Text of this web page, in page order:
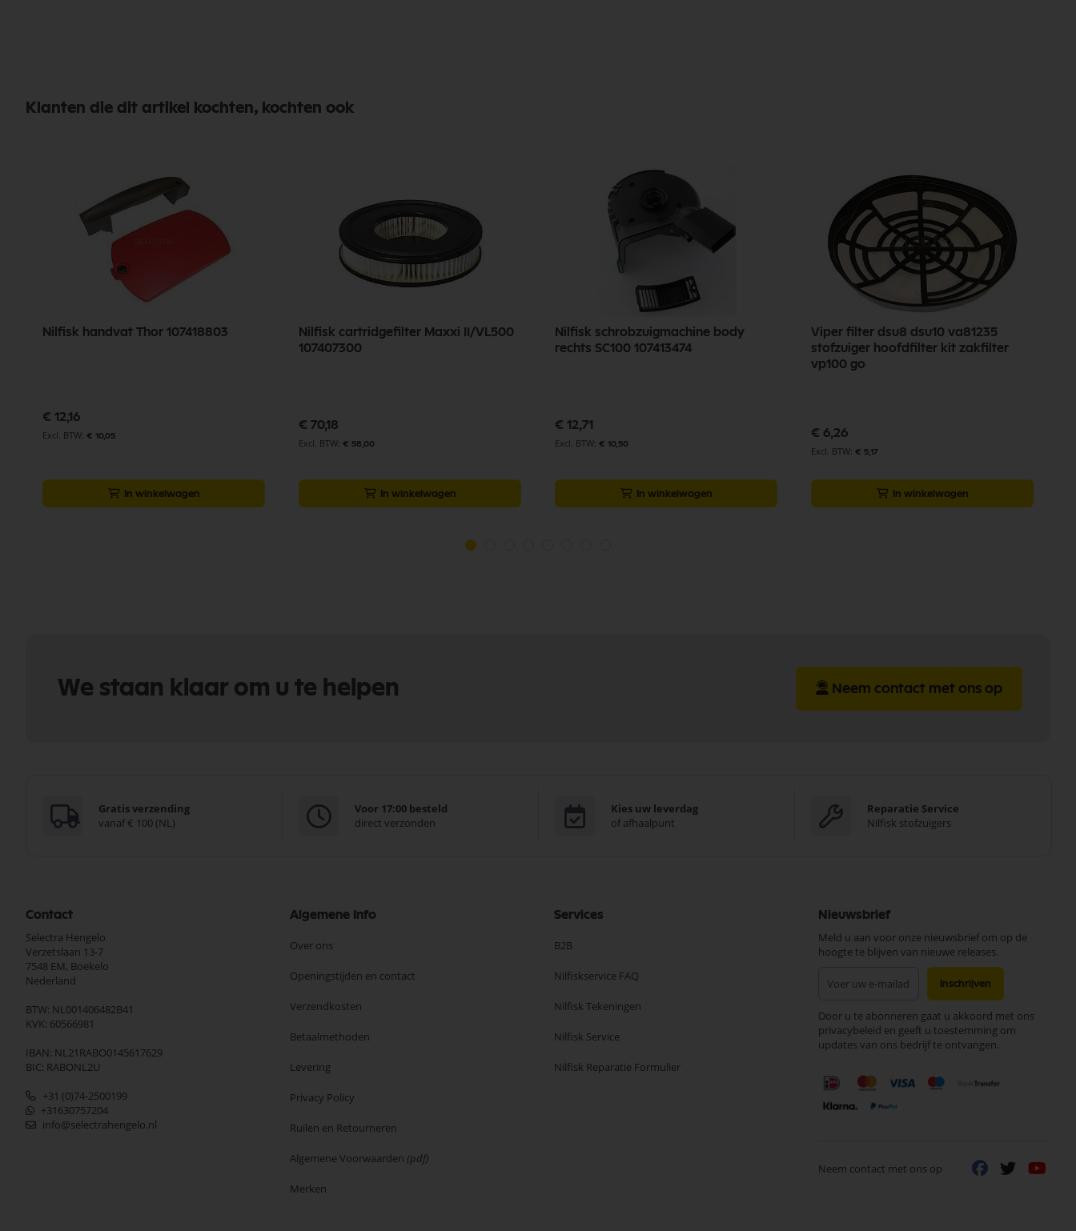
Klanten die dit artikel kochten, kochten ook
Nilfisk handvat Thor 107418803
€ 12,16
€ 10,05
In winkelwagen
Nilfisk cartridgefilter Maxxi II/VL500
107407300
€ 70,18
€ 58,00
In winkelwagen
Nilfisk schrobzuigmachine body
rechts SC100 107413474
€ 12,71
€ 10,50
In winkelwagen
Viper filter dsu8 dsu10 va81235
stofzuiger hoofdfilter kit zakfilter
vp100 go
€ 6,26
€ 5,17
In winkelwagen
We staan klaar om u te helpen Neem contact met ons op
Gratis verzending
vanaf € 100 (NL)
Voor 17:00 besteld
direct verzonden
Kies uw leverdag
of afhaalpunt
Reparatie Service
Nilfisk stofzuigers
Contact
Selectra Hengelo
Verzetslaan 13-7
7548 EM, Boekelo
Nederland
BTW: NL001406482B41
KVK: 60566981
IBAN: NL21RABO0145617629
BIC: RABONL2U
+31 (0)74-2500199
+31630757204
info@selectrahengelo.nl
Algemene Info
Over ons
Openingstijden en contact
Verzendkosten
Betaalmethoden
Levering
Privacy Policy
Ruilen en Retourneren
Algemene Voorwaarden (pdf)
Merken
Services
B2B
Nilfiskservice FAQ
Nilfisk Tekeningen
Nilfisk Service
Nilfisk Reparatie Formulier
Nieuwsbrief
Meld u aan voor onze nieuwsbrief om op de
hoogte te blijven van nieuwe releases.
onze
nieuwsbrief
Inschrijven
Door u te abonneren gaat u akkoord met ons
privacybeleid en geeft u toestemming om
updates van ons bedrijf te ontvangen.
Neem contact met ons op